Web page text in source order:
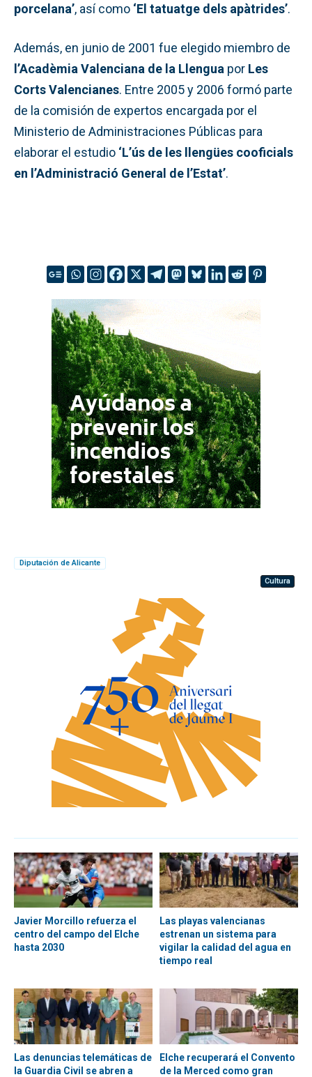
porcelana’, así como ‘El tatuatge dels apàtrides’.
Además, en junio de 2001 fue elegido miembro de
l’Acadèmia Valenciana de la Llengua por Les
Corts Valencianes. Entre 2005 y 2006 formó parte
de la comisión de expertos encargada por el
Ministerio de Administraciones Públicas para
elaborar el estudio ‘L’ús de les llengües cooficials
en l’Administració General de l’Estat’.
Diputación de Alicante
Cultura
Javier Morcillo refuerza el
centro del campo del Elche
hasta 2030
Las playas valencianas
estrenan un sistema para
vigilar la calidad del agua en
tiempo real
Las denuncias telemáticas de
la Guardia Civil se abren a
Elche recuperará el Convento
de la Merced como gran